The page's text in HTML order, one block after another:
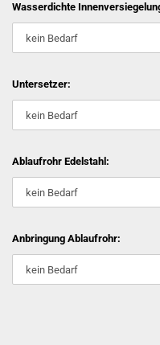
Wasserdichte
Untersetzer:
Ablaufrohr Edelstahl:
Anbringung Ablaufrohr: